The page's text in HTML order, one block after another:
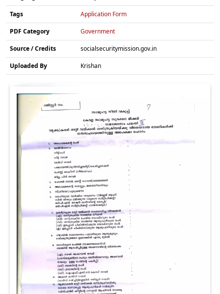
Tags Application Form
PDF Category Government
Source / Credits socialsecuritymission.gov.in
Uploaded By Krishan